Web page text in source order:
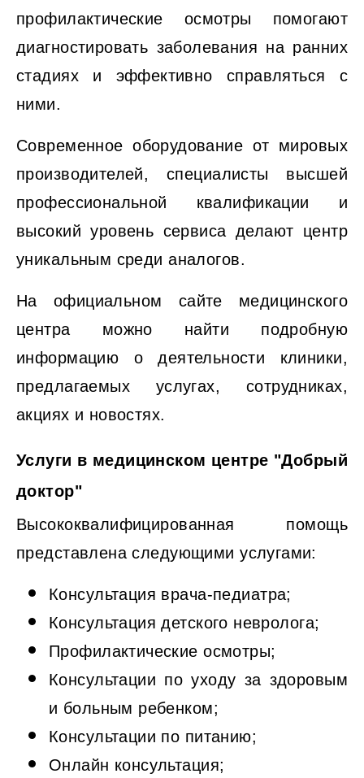
профилактические осмотры помогают
диагностировать заболевания на ранних
стадиях и эффективно справляться с
ними.
Современное оборудование от мировых
производителей, специалисты высшей
профессиональной квалификации и
высокий уровень сервиса делают центр
уникальным среди аналогов.
На официальном сайте медицинского
центра можно найти подробную
информацию о деятельности клиники,
предлагаемых услугах, сотрудниках,
акциях и новостях.
Услуги в медицинском центре "Добрый
доктор"
Высококвалифицированная помощь
представлена следующими услугами:
Консультация врача-педиатра;
Консультация детского невролога;
Профилактические осмотры;
Консультации по уходу за здоровым
и больным ребенком;
Консультации по питанию;
Онлайн консультация;